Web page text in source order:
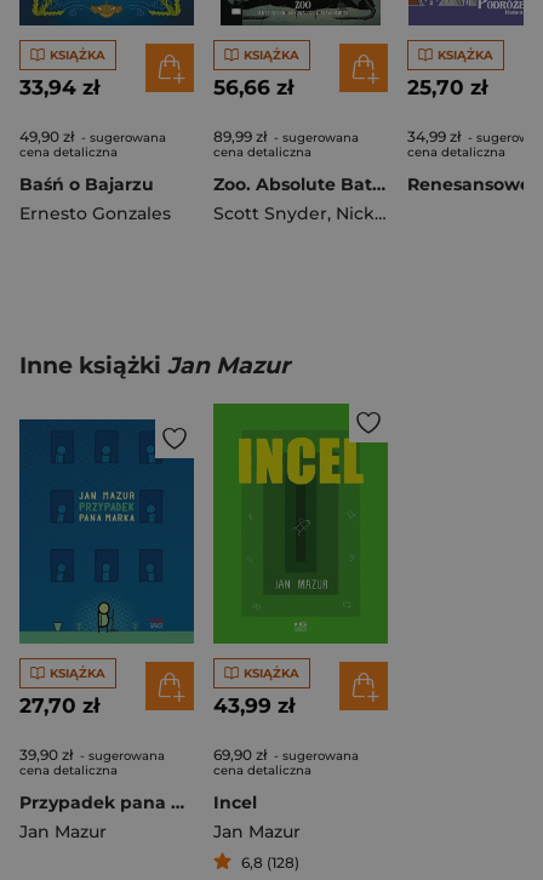
KSIĄŻKA
33,94 zł
49,90 zł - sugerowana
cena detaliczna
Baśń o Bajarzu
Ernesto Gonzales
KSIĄŻKA
56,66 zł
89,99 zł - sugerowana
cena detaliczna
Zoo. Absolute Batman. Tom 1
Scott Snyder, Nick Dragotta
KSIĄŻKA
25,70 zł
34,99 zł -
cena detaliczna
Inne książki Jan Mazur
KSIĄŻKA
27,70 zł
39,90 zł - sugerowana
cena detaliczna
Przypadek pana Marka wyd. 2
Jan Mazur
KSIĄŻKA
43,99 zł
69,90 zł - sugerowana
cena detaliczna
Incel
Jan Mazur
6,8 (128)